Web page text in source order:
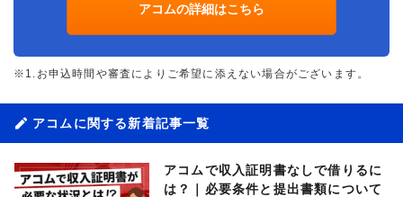
アコムの詳細はこちら
※1.お申込時間や審査によりご希望に添えない場合がございます。
アコムに関する新着記事一覧
アコムで収入証明書なしで借りるに
は？｜必要条件と提出書類について